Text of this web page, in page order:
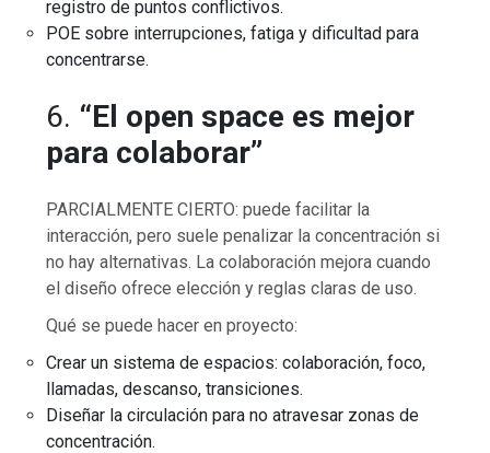
registro de puntos conflictivos.
POE sobre interrupciones, fatiga y dificultad para
concentrarse.
6. “El open space es mejor
para colaborar”
PARCIALMENTE CIERTO: puede facilitar la
interacción, pero suele penalizar la concentración si
no hay alternativas. La colaboración mejora cuando
el diseño ofrece elección y reglas claras de uso.
Qué se puede hacer en proyecto:
Crear un sistema de espacios: colaboración, foco,
llamadas, descanso, transiciones.
Diseñar la circulación para no atravesar zonas de
concentración.